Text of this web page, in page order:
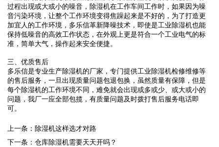
过程出现或大或小的噪音，除湿机在工作车间工作时，如果因为噪
音污染环境，让整个工作环境变得焦躁起来是不好的，为了打造更
加宜人的工作环境， 多乐信革新降噪技术， 即使是工业除湿机也能
保持低噪音的高效工作状态，在外观上更是符合一个工业电气的标
准，简单大气，操作起来安全便捷。
三、 优质售后
多乐信是专业生产除湿机的厂家， 专门提供工业除湿机检修维修等
的售后服务，一旦出现质量问题包退包换，虽然质量有保障，但是
每个除湿机的工作环境不同，难免就会出现或多或少、或大或小的
问题，我厂一应全部包揽，有质量问题及时拨打售后服务电话即
可。
上一条：除湿机这样选才对路
下一条：仓库除湿机需要天天开吗？